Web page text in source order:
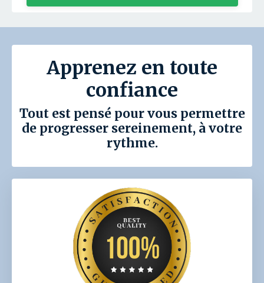
Apprenez en toute
confiance
Tout est pensé pour vous permettre
de progresser sereinement, à votre
rythme.